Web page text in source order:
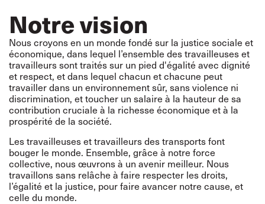
Notre vision
Nous croyons en un monde fondé sur la justice sociale et
économique, dans lequel l’ensemble des travailleuses et
travailleurs sont traités sur un pied d'égalité avec dignité
et respect, et dans lequel chacun et chacune peut
travailler dans un environnement sûr, sans violence ni
discrimination, et toucher un salaire à la hauteur de sa
contribution cruciale à la richesse économique et à la
prospérité de la société.
Les travailleuses et travailleurs des transports font
bouger le monde. Ensemble, grâce à notre force
collective, nous œuvrons à un avenir meilleur. Nous
travaillons sans relâche à faire respecter les droits,
l’égalité et la justice, pour faire avancer notre cause, et
celle du monde.